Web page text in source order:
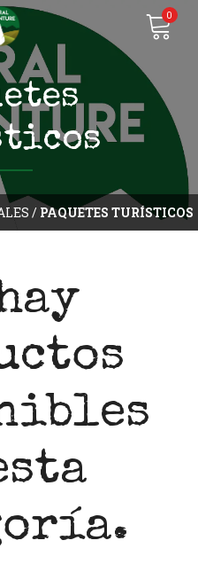
0
/ PAQUETES TURÍSTICOS